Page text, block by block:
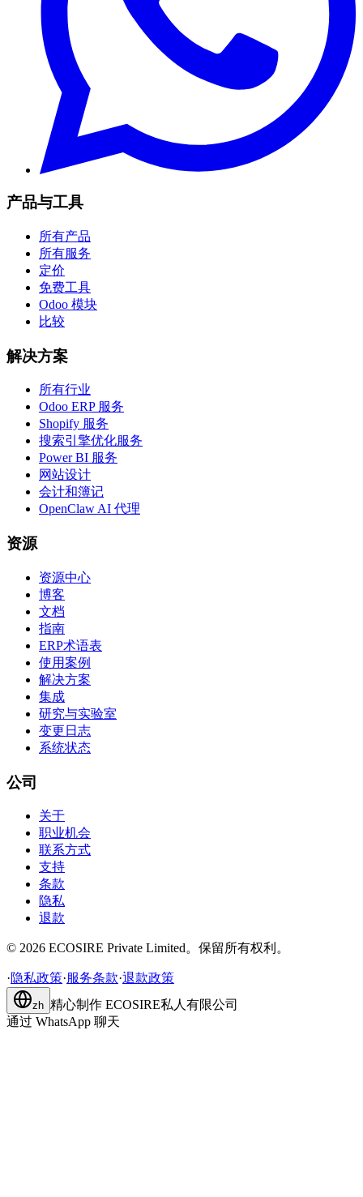
产品与工具
所有产品
所有服务
定价
免费工具
Odoo 模块
比较
解决方案
所有行业
Odoo ERP 服务
Shopify 服务
搜索引擎优化服务
Power BI 服务
网站设计
会计和簿记
OpenClaw AI 代理
资源
资源中心
博客
文档
指南
ERP术语表
使用案例
解决方案
集成
研究与实验室
变更日志
系统状态
公司
关于
职业机会
联系方式
支持
条款
隐私
退款
© 2026 ECOSIRE Private Limited。保留所有权利。
·隐私政策·服务条款·退款政策
zh 精心制作 ECOSIRE私人有限公司
通过 WhatsApp 聊天